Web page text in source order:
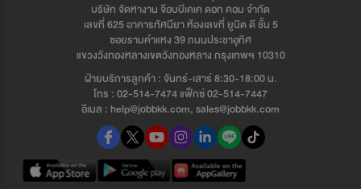
บริษัท จัดหางาน จ๊อบบีเคเค ดอท คอม จำกัด
เลขที่ 625 อาคารทัศนียา ห้องเลขที่ ยูนิต ดี ชั้น 5
ซอยรามคำแหง 39 ถนนประชาอุทิศ
แขวงวังทองหลางเขตวังทองหลาง กรุงเทพฯ 10310
ฝ่ายบริการลูกค้า : จันทร์-เสาร์ 8:30-18:00 น.
โทร : 02-514-7474 แฟ็กซ์ 02-514-7447
อีเมล : help@jobbkk.com, sales@jobbkk.com